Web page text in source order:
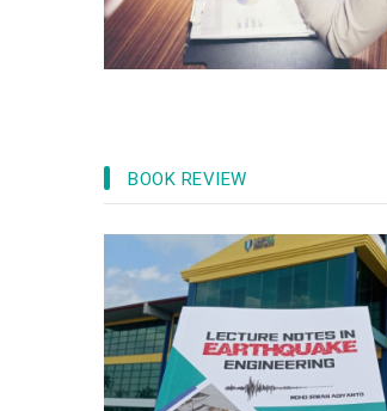
BOOK REVIEW
Wbl, Lantik